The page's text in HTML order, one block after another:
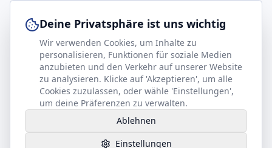
footer.company
Kontakt
Partner werden
Gesundheits-Kompass
Rechtliches
Impressum
Datenschutz
AGB
Deine Privatsphäre ist uns wichtig
Wir verwenden Cookies, um Inhalte zu
personalisieren, Funktionen für soziale Medien
anzubieten und den Verkehr auf unserer Website
zu analysieren. Klicke auf 'Akzeptieren', um alle
Cookies zuzulassen, oder wähle 'Einstellungen',
um deine Präferenzen zu verwalten.
Ablehnen
Einstellungen
Hilfe benötigt?